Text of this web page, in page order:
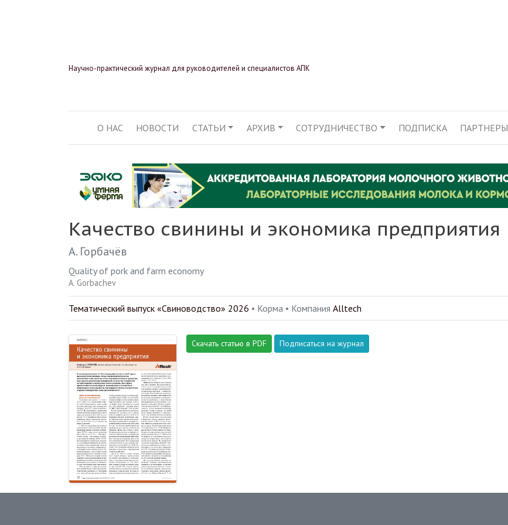
Научно-практический журнал для руководителей и специалистов АПК
ОСНОВНАЯ НАВИГАЦИЯ
О НАС НОВОСТИ СТАТЬИ АРХИВ СОТРУДНИЧЕСТВО ПОДПИСКА ПАРТНЕРЫ
Качество свинины и экономика предприятия
А. Горбачёв
Quality of pork and farm economy
A. Gorbachev
Тематический выпуск «Свиноводство» 2026 • Корма • Компания Alltech
Скачать статью в PDF Подписаться на журнал